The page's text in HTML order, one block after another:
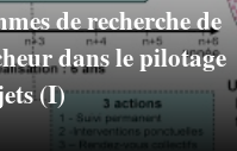
de recherche de
dans le pilotage
(I)